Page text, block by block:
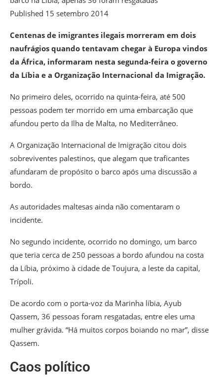
Published 15 setembro 2014
Centenas de imigrantes ilegais morreram em dois
naufrágios quando tentavam chegar à Europa vindos
da África, informaram nesta segunda-feira o governo
da Líbia e a Organização Internacional da Imigração.
No primeiro deles, ocorrido na quinta-feira, até 500
pessoas podem ter morrido em uma embarcação que
afundou perto da Ilha de Malta, no Mediterrâneo.
A Organização Internacional de Imigração citou dois
sobreviventes palestinos, que alegam que traficantes
afundaram de propósito o barco após uma discussão a
bordo.
As autoridades maltesas ainda não comentaram o
incidente.
No segundo incidente, ocorrido no domingo, um barco
que teria cerca de 250 pessoas a bordo afundou na costa
da Líbia, próximo à cidade de Toujura, a leste da capital,
Trípoli.
De acordo com o porta-voz da Marinha líbia, Ayub
Qassem, 36 pessoas foram resgatadas, entre eles uma
mulher grávida. “Há muitos corpos boiando no mar”, disse
Qassem.
Caos político